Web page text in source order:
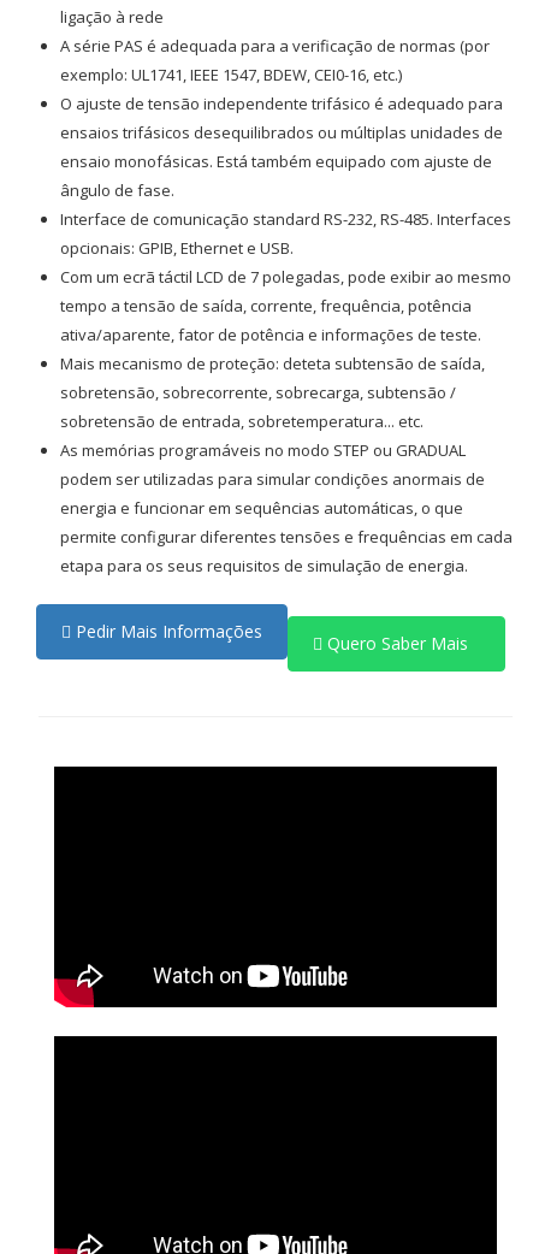
ligação à rede
A série PAS é adequada para a verificação de normas (por
exemplo: UL1741, IEEE 1547, BDEW, CEI0-16, etc.)
O ajuste de tensão independente trifásico é adequado para
ensaios trifásicos desequilibrados ou múltiplas unidades de
ensaio monofásicas. Está também equipado com ajuste de
ângulo de fase.
Interface de comunicação standard RS-232, RS-485. Interfaces
opcionais: GPIB, Ethernet e USB.
Com um ecrã táctil LCD de 7 polegadas, pode exibir ao mesmo
tempo a tensão de saída, corrente, frequência, potência
ativa/aparente, fator de potência e informações de teste.
Mais mecanismo de proteção: deteta subtensão de saída,
sobretensão, sobrecorrente, sobrecarga, subtensão /
sobretensão de entrada, sobretemperatura... etc.
As memórias programáveis ​​no modo STEP ou GRADUAL
podem ser utilizadas para simular condições anormais de
energia e funcionar em sequências automáticas, o que
permite configurar diferentes tensões e frequências em cada
etapa para os seus requisitos de simulação de energia.
Pedir Mais Informações
Quero Saber Mais